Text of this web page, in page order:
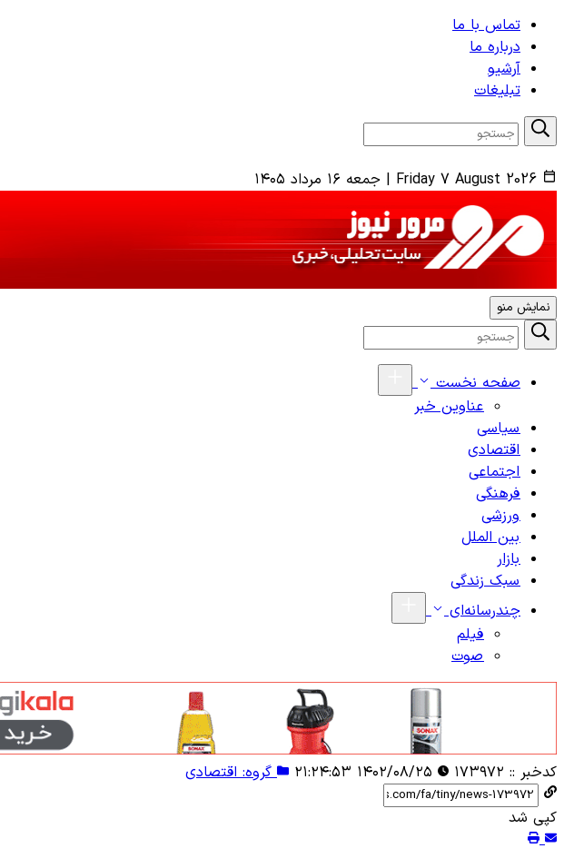
تماس با ما
درباره ما
آرشیو
تبلیغات
Friday 7 August 2026
| جمعه ۱۶ مرداد ۱۴۰۵
نمایش منو
صفحه نخست
عناوین خبر
سیاسی
اقتصادی
اجتماعی
فرهنگی
ورزشی
بین الملل
بازار
سبک زندگی
چندرسانه‌ای
فیلم
صوت
کدخبر :: ۱۷۳۹۷۲ گروه: اقتصادی
کپی شد